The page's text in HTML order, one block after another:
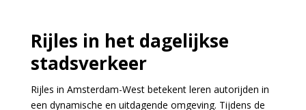
Rijles in het dagelijkse
stadsverkeer
Rijles in Amsterdam-West betekent leren autorijden in
een dynamische en uitdagende omgeving. Tijdens de